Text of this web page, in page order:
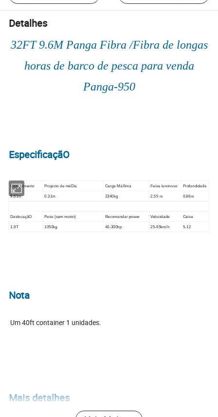
Detalhes
32FT 9.6M Panga Fibra /Fibra de longas
horas de barco de pesca para venda
Panga-950
EspecificaçãO
Comprimento Projecto de méDia Carga MáXima Feixe luminoso Profundidade
9.61m 0.31m 2340kg 2,55 m 0.86m
DeslocaçãO Peso (sem motor) Recomendar power Velocidade Caixa
1.9T 1050kg 40-300hp 25-65km/h 5-12
Nota
Um 40ft container 1 unidades.
Mais detalhes